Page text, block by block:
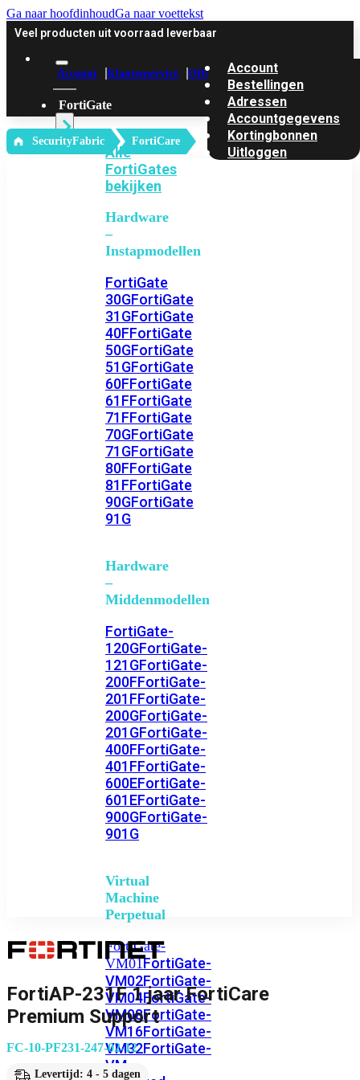
Ga naar hoofdinhoudGa naar voettekst
Veel producten uit voorraad leverbaar
Account Klantenservice Offerte
FortiGate
Alle
FortiGates
bekijken
Hardware
–
Instapmodellen
FortiGate
30GFortiGate
31GFortiGate
40FFortiGate
50GFortiGate
51GFortiGate
60FFortiGate
61FFortiGate
71FFortiGate
70GFortiGate
71GFortiGate
80FFortiGate
81FFortiGate
90GFortiGate
91G
Hardware
–
Middenmodellen
FortiGate-
120GFortiGate-
121GFortiGate-
200FFortiGate-
201FFortiGate-
200GFortiGate-
201GFortiGate-
400FFortiGate-
401FFortiGate-
600EFortiGate-
601EFortiGate-
900GFortiGate-
901G
Virtual
Machine
Perpetual
FortiGate-
VM01FortiGate-
VM02FortiGate-
VM04FortiGate-
VM08FortiGate-
VM16FortiGate-
VM32FortiGate-
VM
Account
Bestellingen
Adressen
Accountgegevens
Kortingbonnen
Uitloggen
‎ SecurityFabric FortiCare
FortiAP-231F 1 jaar FortiCare
Premium Support
FC-10-PF231-247-02-12
Levertijd: 4 - 5 dagen